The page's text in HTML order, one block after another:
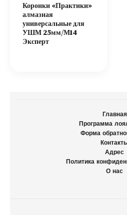
Коронки «Практики»
алмазная
универсальные для
УШМ 25мм/М14
Эксперт
Главная
Программа
Форма
Адрес
Политика
О нас